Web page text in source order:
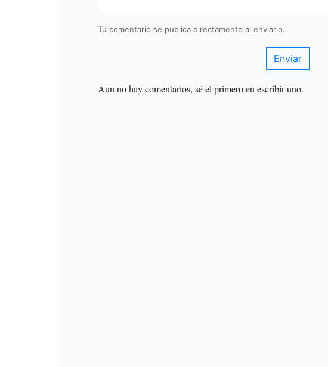
Tu comentario se publica directamente al enviarlo.
Enviar
Aun no hay comentarios, sé el primero en escribir uno.